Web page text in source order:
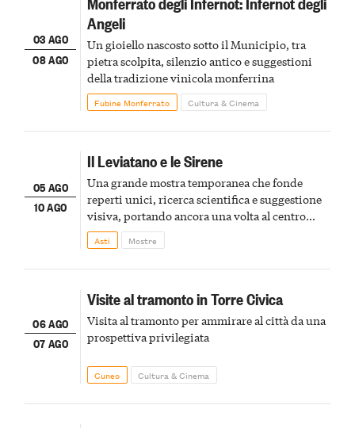
03 AGO
08 AGO
Angeli
Un gioiello nascosto sotto il Municipio, tra
pietra scolpita, silenzio antico e suggestioni
della tradizione vinicola monferrina
Fubine Monferrato Cultura & Cinema
05 AGO
10 AGO
Il Leviatano e le Sirene
Una grande mostra temporanea che fonde
reperti unici, ricerca scientifica e suggestione
visiva, portando ancora una volta al centro
della scena le meraviglie del passato astigiano
Asti Mostre
06 AGO
07 AGO
Visite al tramonto in Torre Civica
Visita al tramonto per ammirare al città da una
prospettiva privilegiata
Cuneo Cultura & Cinema